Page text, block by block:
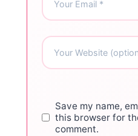
Save my name,
this browser for
comment.